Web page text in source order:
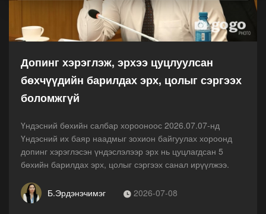
Допинг хэрэглэж, эрхээ цуцлуулсан
бөхчүүдийн барилдах эрх, цолыг сэргээх
боломжгүй
Үндэсний бөхийн салбар хорооноос 2026.07.07-нд
Үндэсний их баяр наадмыг зохион байгуулах хороонд
допинг хэрэглэсэн үндэслэлээр эрх нь цуцлагдсан 5
бөхийн барилдах эрх, цолыг сэргээх санал ирүүлжээ.
Б.Эрдэнэчимэг 2026-07-08